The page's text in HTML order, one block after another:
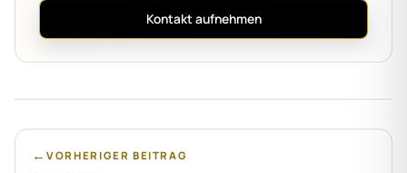
Kontakt aufnehmen
←VORHERIGER BEITRAG